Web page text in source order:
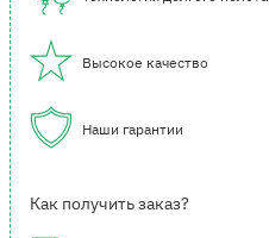
Высокое качество
Наши гарантии
Как получить заказ?